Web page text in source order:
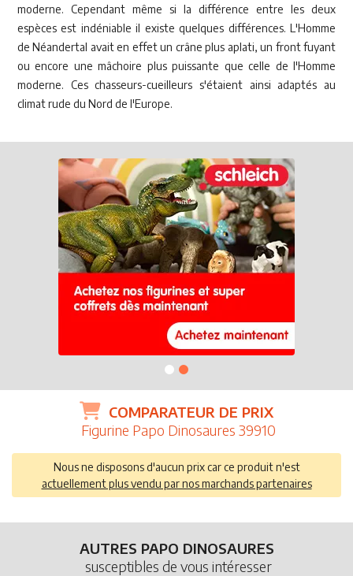
moderne. Cependant même si la différence entre les deux
espèces est indéniable il existe quelques différences. L'Homme
de Néandertal avait en effet un crâne plus aplati, un front fuyant
ou encore une mâchoire plus puissante que celle de l'Homme
moderne. Ces chasseurs-cueilleurs s'étaient ainsi adaptés au
climat rude du Nord de l'Europe.
COMPARATEUR DE PRIX
Figurine Papo Dinosaures 39910
Nous ne disposons d'aucun prix car ce produit n'est
actuellement plus vendu par nos marchands partenaires
AUTRES PAPO DINOSAURES
susceptibles de vous intéresser